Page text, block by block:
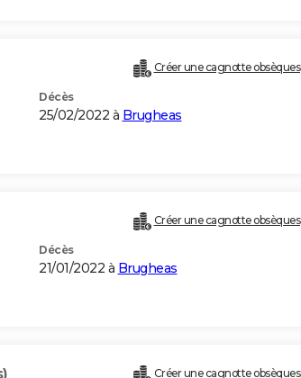
Créer une cagnotte obsèques
Décès
25/02/2022 à Brugheas
Créer une cagnotte obsèques
Décès
21/01/2022 à Brugheas
Créer une cagnotte obsèques